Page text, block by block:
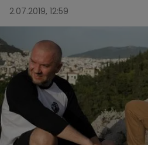
2.07.2019, 12:59